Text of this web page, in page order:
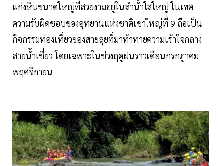
แก่งหินขนาดใหญ่ที่สวยงามอยู่ในลำน้ำใสใหญ่ ในเขต
ความรับผิดชอบของอุทยานแห่งชาติเขาใหญ่ที่ 9 ถือเป็น
กิจกรรมท่องเที่ยวของสายลุยที่มาท้าทายความเร้าใจกลาง
สายน้ำเชี่ยว โดยเฉพาะในช่วงฤดูฝนราวเดือนกรกฎาคม-
พฤศจิกายน